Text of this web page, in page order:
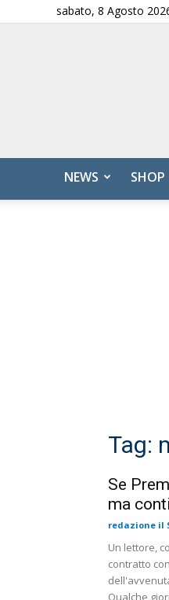
sabato, 8 Agosto
NEWS SHOP
Tag:
Se
ma
redazione il
Un lettore,
contratto
Qualche